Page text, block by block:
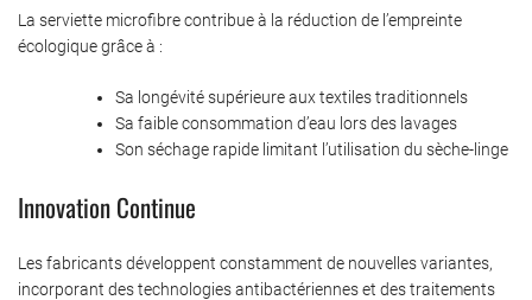
La serviette microfibre contribue à la réduction de l’empreinte
écologique grâce à :
Sa longévité supérieure aux textiles traditionnels
Sa faible consommation d’eau lors des lavages
Son séchage rapide limitant l’utilisation du sèche-linge
Innovation Continue
Les fabricants développent constamment de nouvelles variantes,
incorporant des technologies antibactériennes et des traitements